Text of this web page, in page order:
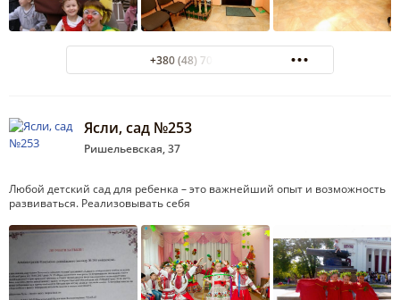
+380 (48) 700-22-32
Ясли, сад №253
Ришельевская, 37
Любой детский сад для ребенка – это важнейший опыт и возможность
развиваться. Реализовывать себя